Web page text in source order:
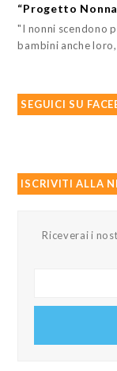
“Progetto
"I nonni scendono
bambini anche
SEGUICI SU
ISCRIVITI ALLA
Riceverai i